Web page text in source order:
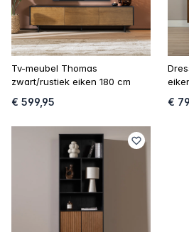
Tv-meubel Thomas
zwart/rustiek eiken 180 cm
€ 599,95 €